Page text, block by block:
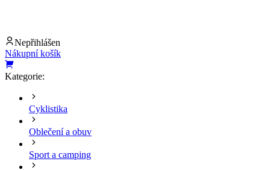
Nepřihlášen
Nákupní košík
Kategorie:
Cyklistika
Oblečení a obuv
Sport a camping